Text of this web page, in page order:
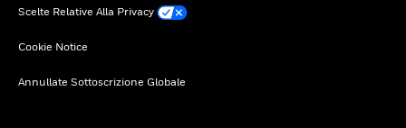
Scelte Relative Alla Privacy
Cookie Notice
Annullate Sottoscrizione Globale